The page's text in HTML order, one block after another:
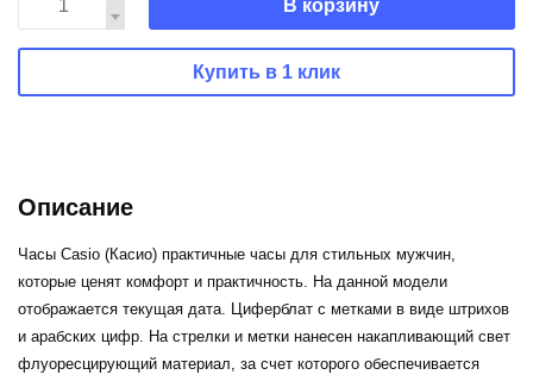
В корзину
Купить в 1 клик
Описание
Часы Casio (Касио) практичные часы для стильных мужчин,
которые ценят комфорт и практичность. На данной модели
отображается текущая дата. Циферблат с метками в виде штрихов
и арабских цифр. На стрелки и метки нанесен накапливающий свет
флуоресцирующий материал, за счет которого обеспечивается